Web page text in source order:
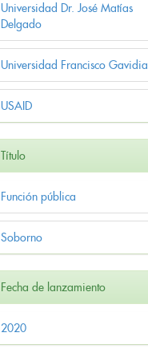
Universidad Dr. José Matías
Delgado
Universidad Francisco Gavidia
USAID
Título
Función pública
Soborno
Fecha de lanzamiento
2020